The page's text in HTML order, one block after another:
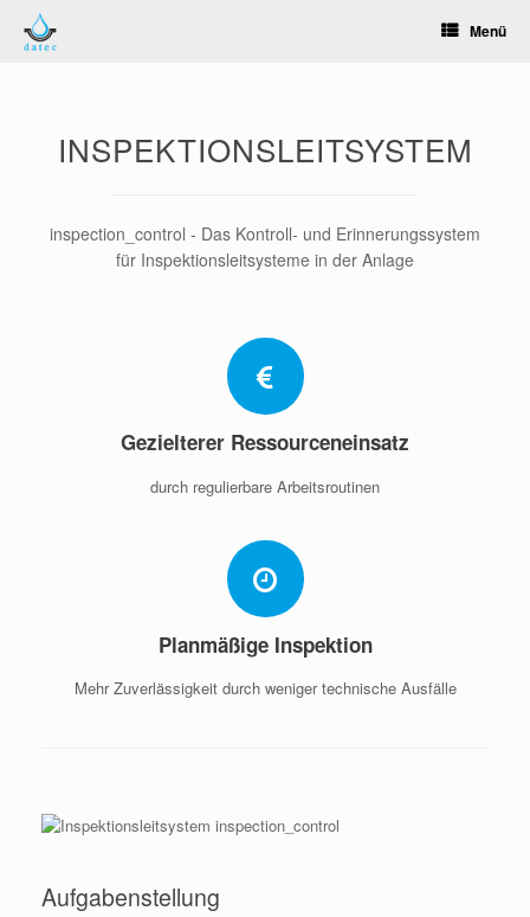
Inhalt
springen
Menü
INSPEKTIONSLEITSYSTEM
inspection_control - Das Kontroll- und Erinnerungssystem
für Inspektionsleitsysteme in der Anlage
Gezielterer Ressourceneinsatz
durch regulierbare Arbeitsroutinen
Planmäßige Inspektion
Mehr Zuverlässigkeit durch weniger technische Ausfälle
Aufgabenstellung